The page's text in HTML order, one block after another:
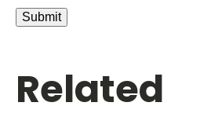
Related